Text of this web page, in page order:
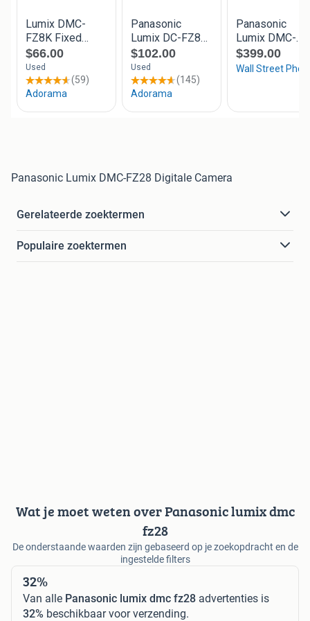
Panasonic Lumix DMC-FZ28 Digitale Camera
Gerelateerde zoektermen
Populaire zoektermen
Wat je moet weten over Panasonic lumix dmc
fz28
De onderstaande waarden zijn gebaseerd op je zoekopdracht en de
ingestelde filters
32%
Van alle Panasonic lumix dmc fz28 advertenties is
32% beschikbaar voor verzending.